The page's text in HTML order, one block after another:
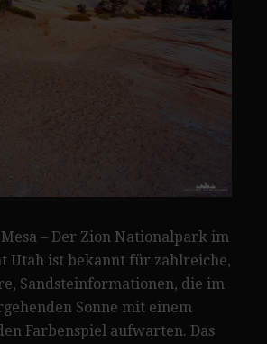
– Der Zion Nationalpark im
Utah ist bekannt für zahlreiche,
Sandsteinformationen, die im
Sonne mit einem
Farbenspiel aufwarten. Das